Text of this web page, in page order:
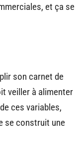
et ça se
son carnet de
veiller à alimenter
ces variables,
se construit une